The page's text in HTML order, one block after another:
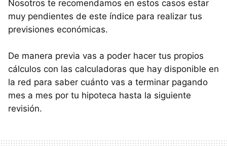
Nosotros te recomendamos en estos casos estar
muy pendientes de este índice para realizar tus
previsiones económicas.
De manera previa vas a poder hacer tus propios
cálculos con las calculadoras que hay disponible en
la red para saber cuánto vas a terminar pagando
mes a mes por tu hipoteca hasta la siguiente
revisión.